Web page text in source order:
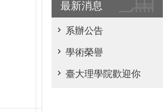
最新消息
系辦公告
學術榮譽
臺大理學院歡迎你